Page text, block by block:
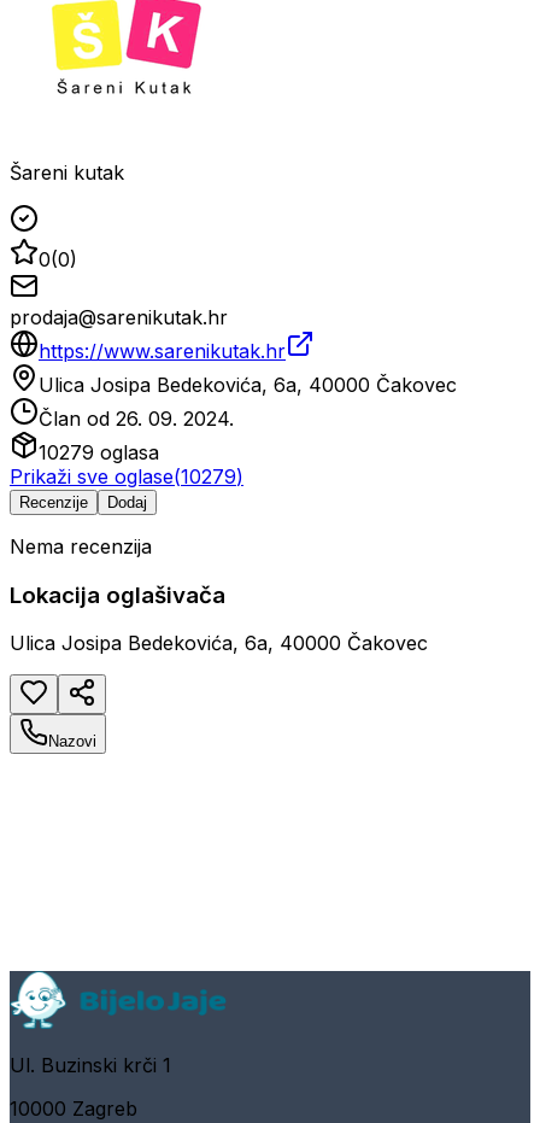
Šareni kutak
0(0)
prodaja@sarenikutak.hr
https://www.sarenikutak.hr
Ulica Josipa Bedekovića, 6a, 40000 Čakovec
Član od 26. 09. 2024.
10279 oglasa
Prikaži sve oglase(10279)
Recenzije Dodaj
Nema recenzija
Lokacija oglašivača
Ulica Josipa Bedekovića, 6a, 40000 Čakovec
Nazovi
Ul. Buzinski krči 1
10000 Zagreb